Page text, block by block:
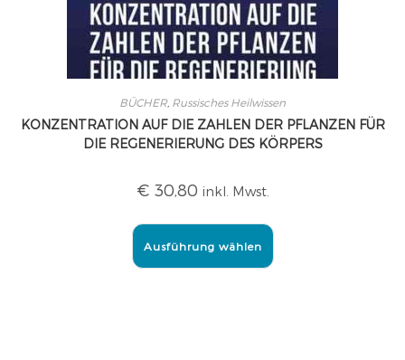
BÜCHER, Russisches Heilwissen
KONZENTRATION AUF DIE ZAHLEN DER PFLANZEN FÜR
DIE REGENERIERUNG DES KÖRPERS
€ 30,80 inkl. Mwst.
Ausführung wählen